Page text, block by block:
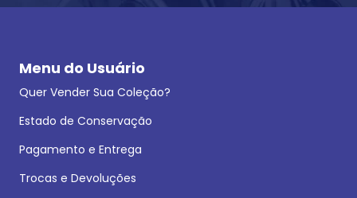
Menu do Usuário
Quer Vender Sua Coleção?
Estado de Conservação
Pagamento e Entrega
Trocas e Devoluções